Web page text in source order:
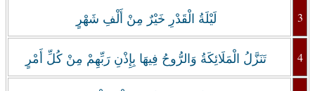
لَيْلَةُ الْقَدْرِ خَيْرٌ مِنْ أَلْفِ شَهْرٍ 3
تَنَزَّلُ الْمَلَائِكَةُ وَالرُّوحُ فِيهَا بِإِذْنِ رَبِّهِمْ مِنْ كُلِّ أَمْرٍ 4